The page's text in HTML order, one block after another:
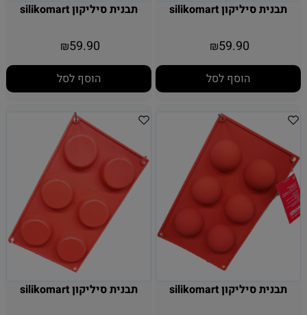
תבנית סיליקון silikomart
₪59.90
הוסף לסל
תבנית סיליקון silikomart
₪59.90
הוסף לסל
תבנית סיליקון silikomart תבנית סיליקון silikomart